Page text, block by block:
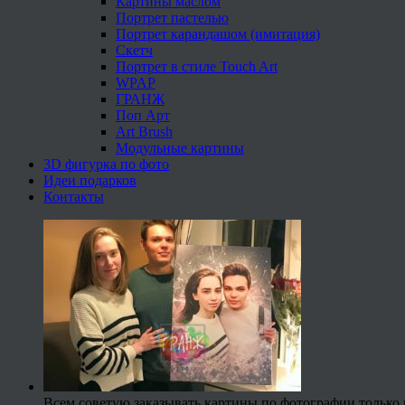
Портрет пастелью
Портрет карандашом (имитация)
Скетч
Портрет в стиле Touch Art
WPAP
ГРАНЖ
Поп Арт
Art Brush
Модульные картины
3D фигурка по фото
Идеи подарков
Контакты